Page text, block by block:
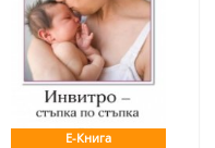
Е-Книга